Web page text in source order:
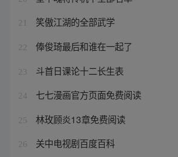
21 笑傲江湖的全部武学
22 俸俊琦最后和谁在一起了
23 斗首日课论十二长生表
24 七七漫画官方页面免费阅读
25 林玫顾炎13章免费阅读
26 关中电视剧百度百科